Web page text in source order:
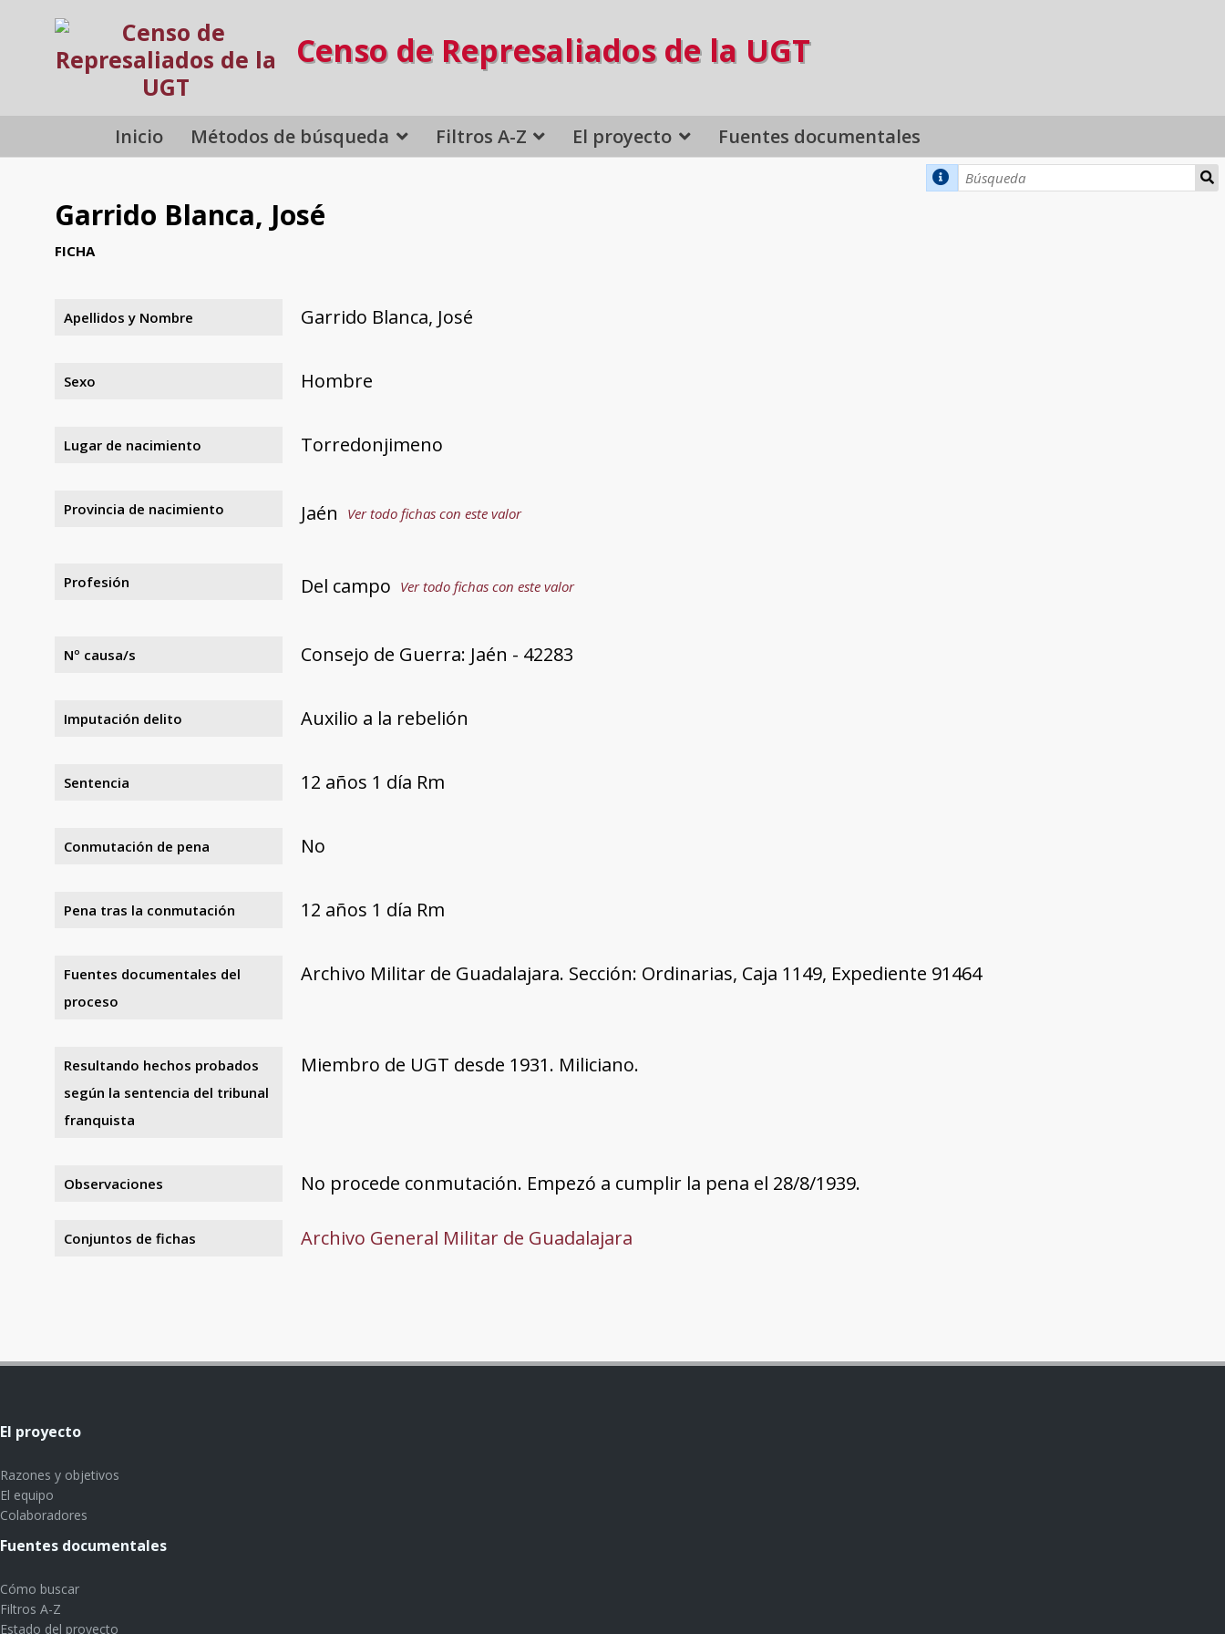
Censo de Represaliados de la UGT
Inicio Métodos de búsqueda Filtros A-Z El proyecto Fuentes documentales
Garrido Blanca, José
FICHA
Apellidos y Nombre Garrido Blanca, José
Sexo Hombre
Lugar de nacimiento Torredonjimeno
Provincia de nacimiento Jaén Ver todo fichas con este valor
Profesión Del campo Ver todo fichas con este valor
Nº causa/s Consejo de Guerra: Jaén - 42283
Imputación delito Auxilio a la rebelión
Sentencia 12 años 1 día Rm
Conmutación de pena No
Pena tras la conmutación 12 años 1 día Rm
Fuentes documentales del
proceso
Archivo Militar de Guadalajara. Sección: Ordinarias, Caja 1149, Expediente 91464
Resultando hechos probados
según la sentencia del tribunal
franquista
Miembro de UGT desde 1931. Miliciano.
Observaciones No procede conmutación. Empezó a cumplir la pena el 28/8/1939.
Conjuntos de fichas Archivo General Militar de Guadalajara
El proyecto
Razones y objetivos
El equipo
Colaboradores
Fuentes documentales
Cómo buscar
Filtros A-Z
Estado del proyecto